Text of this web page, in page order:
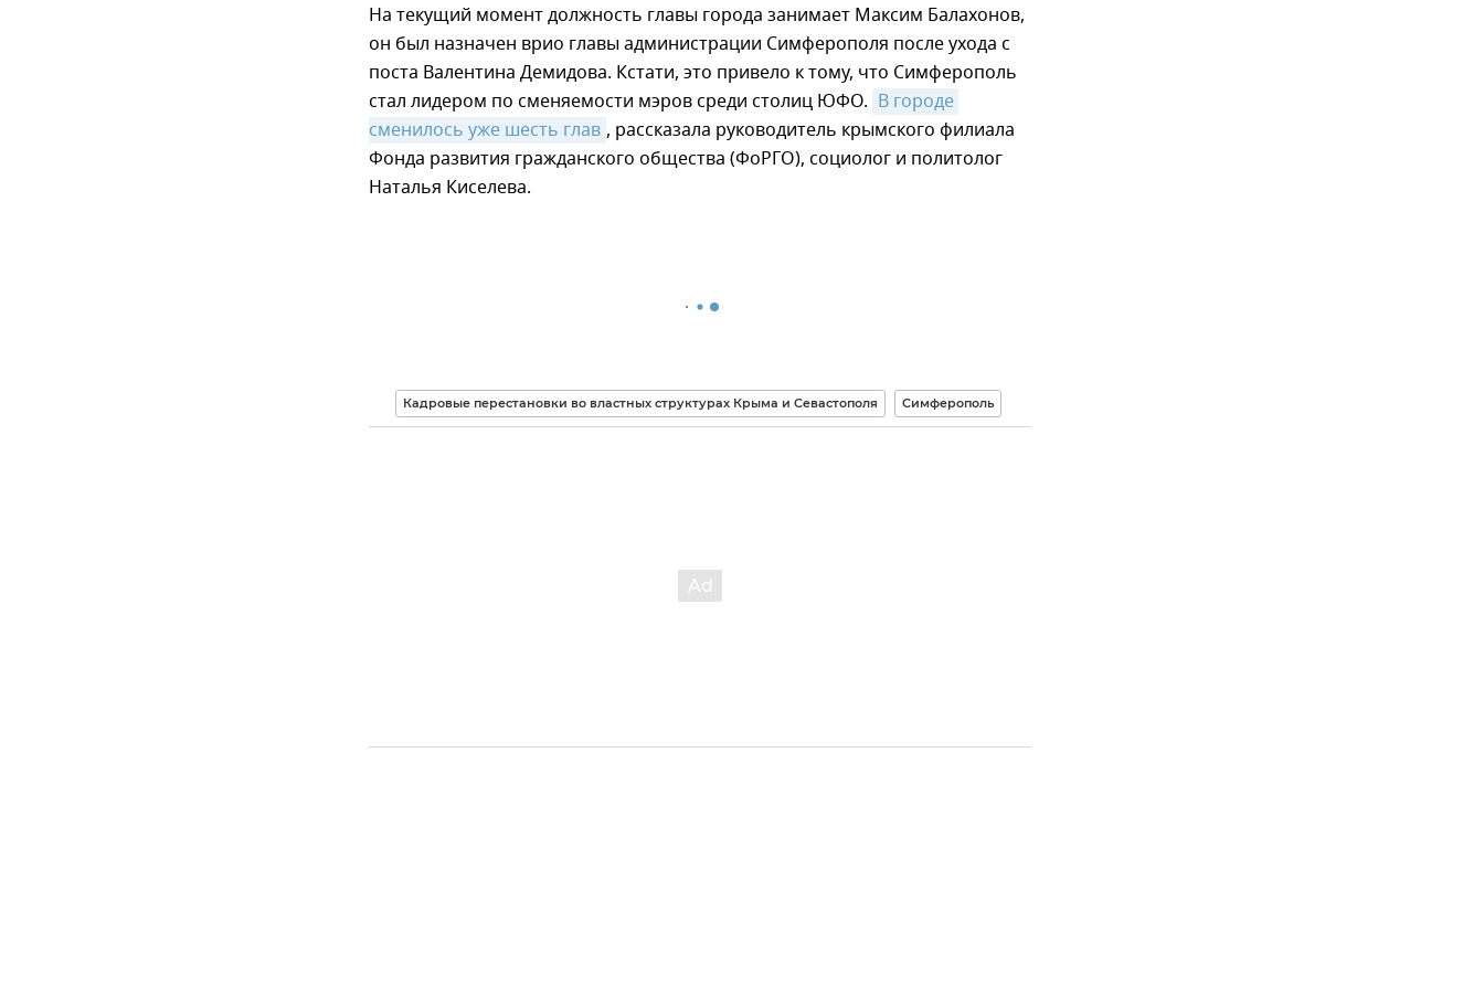
На текущий момент должность главы города занимает Максим Балахонов,
он был назначен врио главы администрации Симферополя после ухода с
поста Валентина Демидова. Кстати, это привело к тому, что Симферополь
стал лидером по сменяемости мэров среди столиц ЮФО. В городе
сменилось уже шесть глав , рассказала руководитель крымского филиала
Фонда развития гражданского общества (ФоРГО), социолог и политолог
Наталья Киселева.
Кадровые перестановки во властных структурах Крыма и Севастополя Симферополь